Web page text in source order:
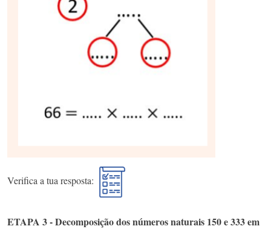
Verifica a tua resposta:
ETAPA 3 - Decomposição dos números naturais 150 e 333 em